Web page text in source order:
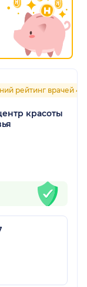
рейтинг врачей 4.7
красоты